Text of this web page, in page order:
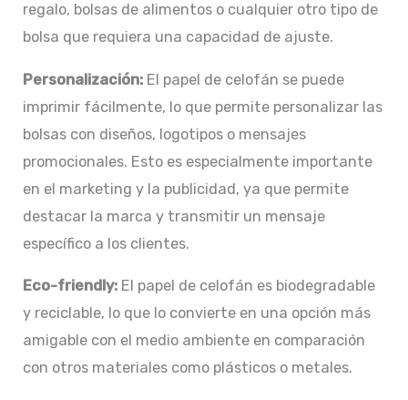
regalo, bolsas de alimentos o cualquier otro tipo de
bolsa que requiera una capacidad de ajuste.
Personalización: El papel de celofán se puede
imprimir fácilmente, lo que permite personalizar las
bolsas con diseños, logotipos o mensajes
promocionales. Esto es especialmente importante
en el marketing y la publicidad, ya que permite
destacar la marca y transmitir un mensaje
específico a los clientes.
Eco-friendly: El papel de celofán es biodegradable
y reciclable, lo que lo convierte en una opción más
amigable con el medio ambiente en comparación
con otros materiales como plásticos o metales.